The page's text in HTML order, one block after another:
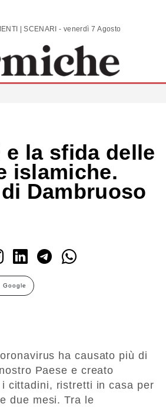
ANALISI | COMMENTI | SCENARI - venerdì 7 Agosto 2026
e la sfida delle
islamiche.
Dambruoso
Google
ha causato più di
Paese e creato
cittadini, ristretti in casa per
due mesi. Tra le